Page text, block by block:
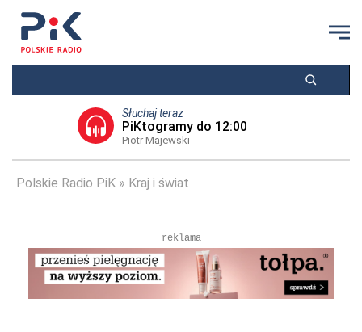
Słuchaj teraz
PiKtogramy do 12:00
Piotr Majewski
Polskie Radio PiK Kraj i świat
reklama